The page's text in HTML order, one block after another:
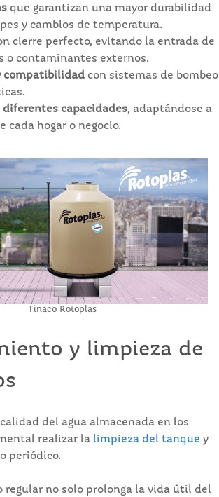
que garantizan una mayor durabilidad
y cambios de temperatura.
cierre perfecto, evitando la entrada de
o contaminantes externos.
compatibilidad con sistemas de bombeo
capacidades, adaptándose a
cada hogar o negocio.
Tinaco Rotoplas
y limpieza de
del agua almacenada en los
realizar la limpieza del tanque y
periódico.
no solo prolonga la vida útil del